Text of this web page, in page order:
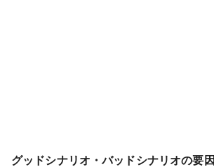
グッドシナリオ・バッドシナリオの要因